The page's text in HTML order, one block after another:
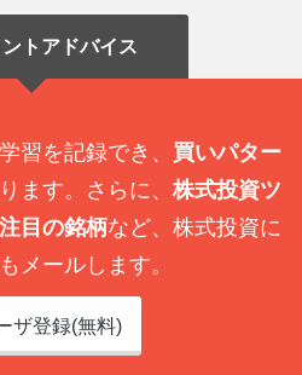
トアドバイス
習を記録でき、 買いパター
ます。さらに、 株式投資ツ
注目の銘柄など、株式投資に
メールします。
ザ登録(無料)